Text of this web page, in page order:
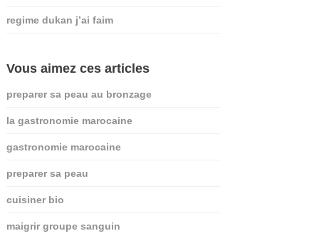
regime dukan j’ai faim
Vous aimez ces articles
preparer sa peau au bronzage
la gastronomie marocaine
gastronomie marocaine
preparer sa peau
cuisiner bio
maigrir groupe sanguin